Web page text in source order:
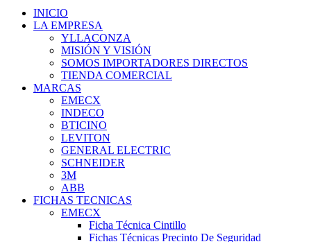
INICIO
LA EMPRESA
YLLACONZA
MISIÓN Y VISIÓN
SOMOS IMPORTADORES DIRECTOS
TIENDA COMERCIAL
MARCAS
EMECX
INDECO
BTICINO
LEVITON
GENERAL ELECTRIC
SCHNEIDER
3M
ABB
FICHAS TECNICAS
EMECX
Ficha Técnica Cintillo
Fichas Técnicas Precinto De Seguridad